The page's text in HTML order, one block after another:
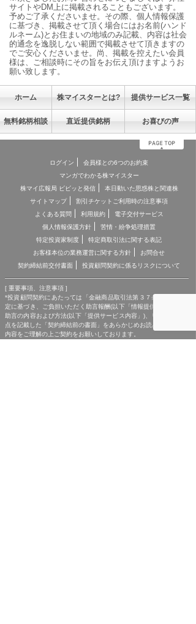
サイトやDM上に掲載されることもございます。
予めご了承くださいませ。その際、個人情報保護
に基づき、掲載させて頂く場合にはお名前(ハンド
ルネーム)とお住まいの地域のみ記載、内容は社会
的通念を逸脱しない範囲で掲載させて頂きますの
でご安心くださいませ。尚、掲載を控えたい会員
様は、ご相談時にその旨をお伝え頂けますようお
願い致します。
ホーム 株マイスターとは? 提供サービス一覧
無料銘柄相談 直近提供銘柄 お喜びの声
ログイン
会員様との6つのお約束
マンガでわかる株マイスター
株マイ広報局 ビビッと発信
本日動いた思惑株と関連株
サイトマップ
割引チケットご利用時の注意事項
よくある質問
利用規約
電子交付サービス
個人情報保護方針
苦情・紛争処理措置
特定投資家制度
特定商取引法に関する表記
お客様本位の業務運営に関する方針
お問合せ
契約締結前交付書面
投資顧問契約に係るリスクについて
[ 重要事項、注意事項 ]
*投資顧問契約にあたっては「金融商品取引法第３７条の３」の規
定に基づき、ご負担いただく助言報酬(以下「情報提供料金」)や、
助言の内容および方法(以下「提供サービス内容」)、リスクや留意
点を記載した「契約締結前の書面」をあらかじめお読みいただき、
内容をご理解の上ご契約をお願いしております。